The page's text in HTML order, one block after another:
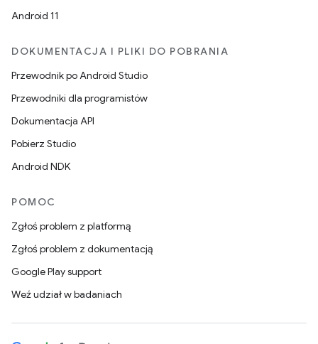
Android 11
DOKUMENTACJA I PLIKI DO POBRANIA
Przewodnik po Android Studio
Przewodniki dla programistów
Dokumentacja API
Pobierz Studio
Android NDK
POMOC
Zgłoś problem z platformą
Zgłoś problem z dokumentacją
Google Play support
Weź udział w badaniach